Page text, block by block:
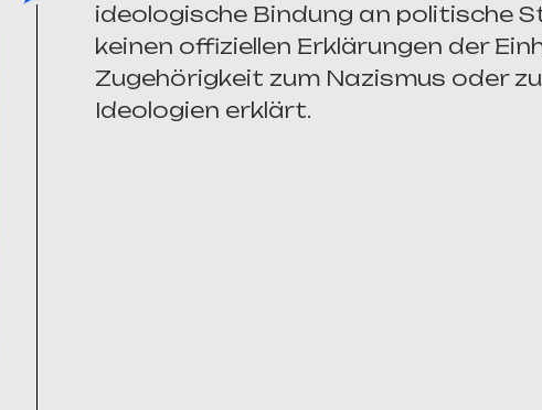
ideologische Bindung an politische
keinen offiziellen Erklärungen der
Zugehörigkeit zum Nazismus oder
Ideologien erklärt.